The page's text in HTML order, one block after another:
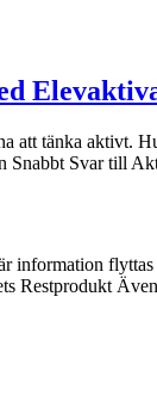
tänka aktivt.
Snabbt Svar till
Restprodukt